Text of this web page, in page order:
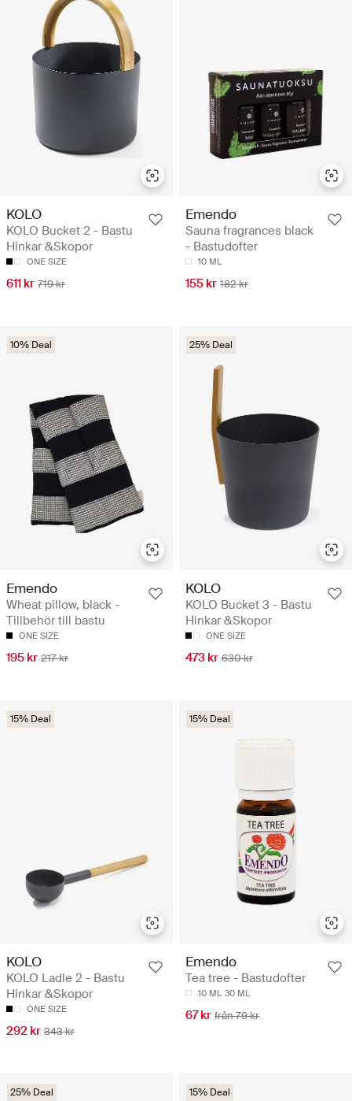
KOLO
KOLO Bucket 2 - Bastu
Hinkar &Skopor
ONE SIZE
611 kr 719 kr
Emendo
Sauna fragrances black
- Bastudofter
10 ML
155 kr 182 kr
10% Deal
Emendo
Wheat pillow, black -
Tillbehör till bastu
ONE SIZE
195 kr 217 kr
25% Deal
KOLO
KOLO Bucket 3 - Bastu
Hinkar &Skopor
ONE SIZE
473 kr 630 kr
15% Deal
KOLO
KOLO Ladle 2 - Bastu
Hinkar &Skopor
ONE SIZE
292 kr 343 kr
15% Deal
Emendo
Tea tree - Bastudofter
10 ML 30 ML
67 kr från 79 kr
25% Deal 15% Deal